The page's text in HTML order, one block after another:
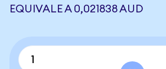
EQUIVALE A 0,021838 AUD